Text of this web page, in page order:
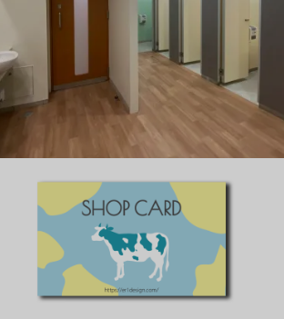
都内某大学_トイレリニューアルデザイン